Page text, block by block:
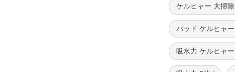
ケルヒャー 大掃除
パッド ケルヒャー
吸水力 ケルヒャー